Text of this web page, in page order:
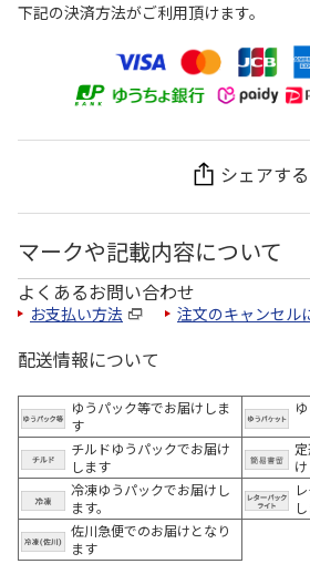
下記の決済方法がご利用頂けます。
シェアする
マークや記載内容について
よくあるお問い合わせ
お支払い方法 注文のキャンセル
配送情報について
ゆうパック等でお届けしま
す
チルドゆうパックでお届け
します
冷凍ゆうパックでお届けし
ます。
佐川急便でのお届けとなり
ます